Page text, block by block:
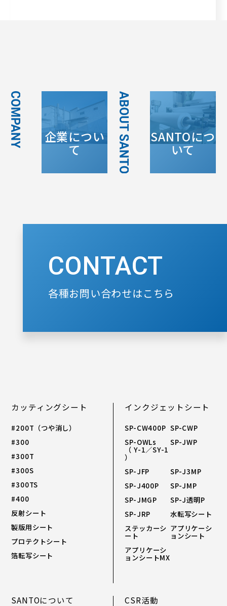
企業につい
て
SANTOにつ
いて
CONTACT
各種お問い合わせはこちら
カッティングシート
#200T（つや消し）
#300
#300T
#300S
#300TS
#400
反射シート
製版用シート
プロテクトシート
箔転写シート
インクジェットシート
SP-CW400P SP-CWP
SP-OWLs
（ Y-1／SY-1
）
SP-JWP
SP-JFP
SP-J3MP
SP-J400P
SP-JMP
SP-JMGP
SP-J透明P
SP-JRP
水転写シート
ステッカーシ
ート
アプリケーシ
ョンシート
アプリケーシ
ョンシートMX
SANTOについて CSR活動